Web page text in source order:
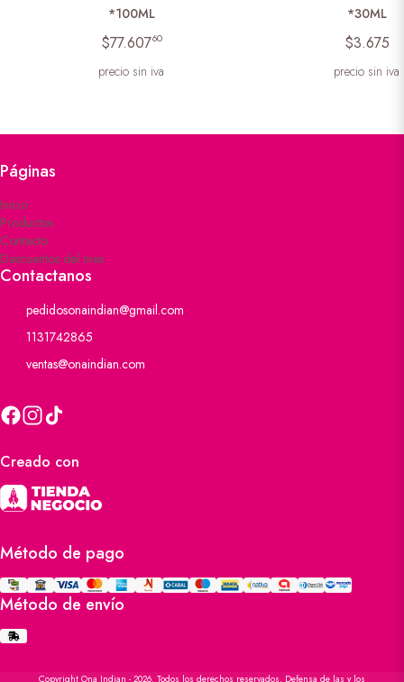
*100ML
$77.60760
precio sin iva
*30ML
$3.675
precio sin iva
Páginas
Inicio
Productos
Contacto
Descuentos del mes
Contactanos
pedidosonaindian@gmail.com
1131742865
ventas@onaindian.com
Creado con
Método de pago
Método de envío
Copyright Ona Indian - 2026. Todos los derechos reservados. Defensa de las y los